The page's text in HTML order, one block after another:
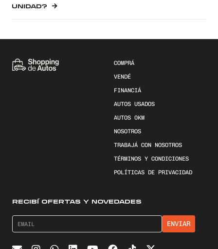
UNIDAD?
COMPRÁ
VENDÉ
FINANCIÁ
AUTOS USADOS
AUTOS 0KM
NOSOTROS
TRABAJÁ CON NOSOTROS
TÉRMINOS Y CONDICIONES
POLÍTICAS DE PRIVACIDAD
RECIBÍ OFERTAS Y NOVEDADES